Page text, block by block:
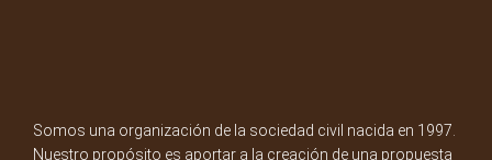
Somos una organización de la sociedad civil nacida en 1997.
Nuestro propósito es aportar a la creación de una propuesta